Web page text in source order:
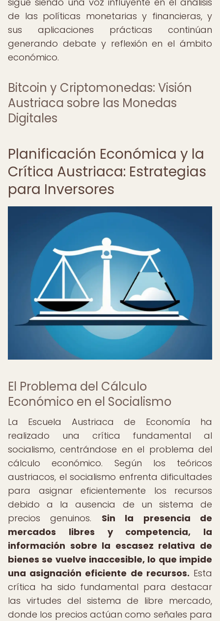
de las políticas monetarias y financieras, y
sus aplicaciones prácticas continúan
generando debate y reflexión en el ámbito
económico.
Bitcoin y Criptomonedas: Visión
Austriaca sobre las Monedas
Digitales
Planificación Económica y la
Crítica Austriaca: Estrategias
para Inversores
El Problema del Cálculo
Económico en el Socialismo
La Escuela Austriaca de Economía ha
realizado una crítica fundamental al
socialismo, centrándose en el problema del
cálculo económico. Según los teóricos
austriacos, el socialismo enfrenta dificultades
para asignar eficientemente los recursos
debido a la ausencia de un sistema de
precios genuinos. Sin la presencia de
mercados libres y competencia, la
información sobre la escasez relativa de
bienes se vuelve inaccesible, lo que impide
una asignación eficiente de recursos. Esta
crítica ha sido fundamental para destacar
las virtudes del sistema de libre mercado,
donde los precios actúan como señales para